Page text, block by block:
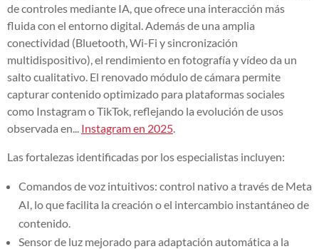
de controles mediante IA, que ofrece una interacción más
fluida con el entorno digital. Además de una amplia
conectividad (Bluetooth, Wi-Fi y sincronización
multidispositivo), el rendimiento en fotografía y vídeo da un
salto cualitativo. El renovado módulo de cámara permite
capturar contenido optimizado para plataformas sociales
como Instagram o TikTok, reflejando la evolución de usos
observada en... Instagram en 2025
Las fortalezas identificadas por los especialistas incluyen:
Comandos de voz intuitivos: control nativo a través de Meta
AI, lo que facilita la creación o el intercambio instantáneo de
contenido.
Sensor de luz mejorado para adaptación automática a la